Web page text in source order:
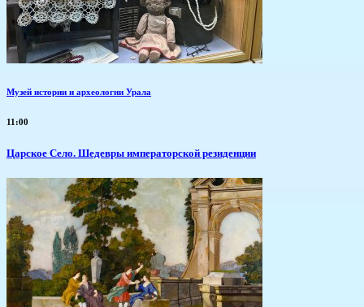
Музей истории и археологии Урала
11:00
Царское Село. Шедевры императорской резиденции